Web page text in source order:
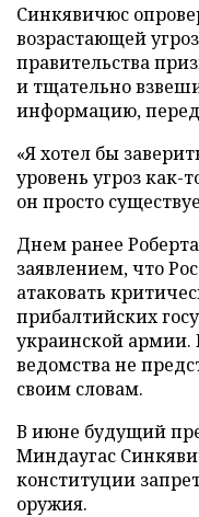
Синкявичюс
возрастающей
правительства
и тщательно
информацию,
«Я хотел бы
уровень угроз как-
он просто
Днем ранее
заявлением, что
атаковать
прибалтийских
украинской армии.
ведомства не
своим словам.
В июне будущий
Миндаугас
конституции
оружия.